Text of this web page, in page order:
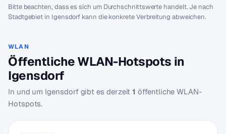
Bitte beachten, dass es sich um Durchschnittswerte handelt. Je nach
Stadtgebiet in Igensdorf kann die konkrete Verbreitung abweichen.
WLAN
Öffentliche WLAN-Hotspots in
Igensdorf
In und um Igensdorf gibt es derzeit1 öffentliche WLAN-
Hotspots.